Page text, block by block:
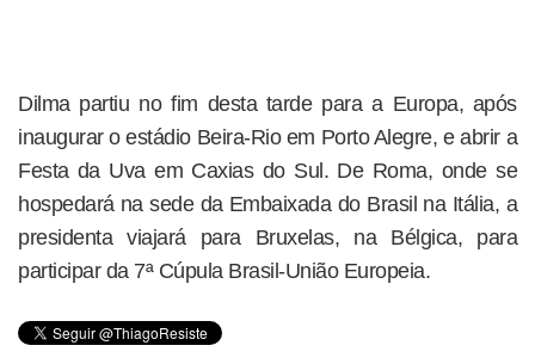
Dilma partiu no fim desta tarde para a Europa, após
inaugurar o estádio Beira-Rio em Porto Alegre, e abrir a
Festa da Uva em Caxias do Sul. De Roma, onde se
hospedará na sede da Embaixada do Brasil na Itália, a
presidenta viajará para Bruxelas, na Bélgica, para
participar da 7ª Cúpula Brasil-União Europeia.